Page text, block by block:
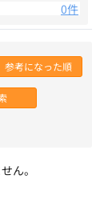
0件
参考になった順
ん。